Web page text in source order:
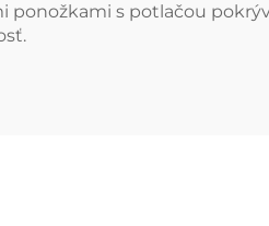
ponožkami s potlačou